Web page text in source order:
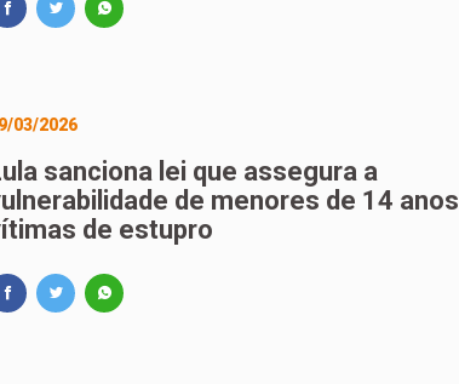
03/2026
sanciona lei que assegura a
de menores de 14 anos
de estupro